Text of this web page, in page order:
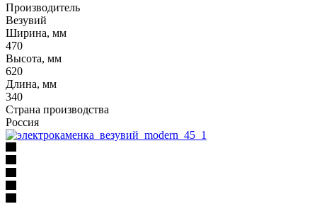
Производитель
Везувий
Ширина, мм
470
Высота, мм
620
Длина, мм
340
Страна производства
Россия